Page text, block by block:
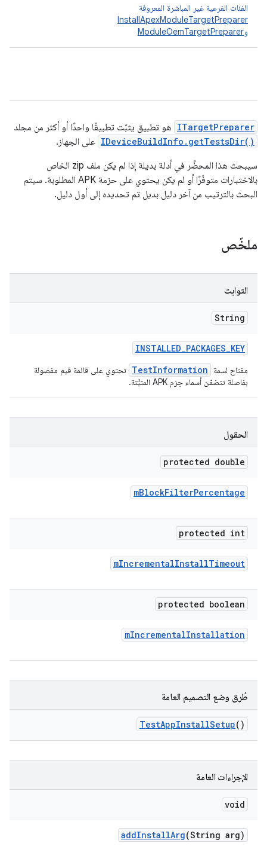
الفئات الفرعية غير المباشرة المعروفة
InstallApexModuleTargetPreparer
وModuleOemTargetPreparer
ITargetPreparer هو تطبيق يثبّت تطبيقًا واحدًا أو أكثر من مجلد
IDeviceBuildInfo.getTestsDir() على الجهاز.
سيبحث هذا المحضِّر في أدلة بديلة إذا لم يكن ملف zip الخاص
بالاختبارات متوفّرًا أو لم يكن يحتوي على حزمة APK المطلوبة. سيتم
البحث بالترتيب من آخر دليل بديل تم تحديده إلى أول دليل.
ملخّص
الثوابت
String
INSTALLED_PACKAGES_KEY
مفتاح لسمة TestInformation تحتوي على قائمة قيم مفصولة
بفاصلة تتضمّن أسماء حِزم APK المثبَّتة.
الحقول
protected double
mBlockFilterPercentage
protected int
mIncrementalInstallTimeout
protected boolean
mIncrementalInstallation
طُرق وضع التصميم العامة
TestAppInstallSetup()
الإجراءات العامة
void
addInstallArg(String arg)